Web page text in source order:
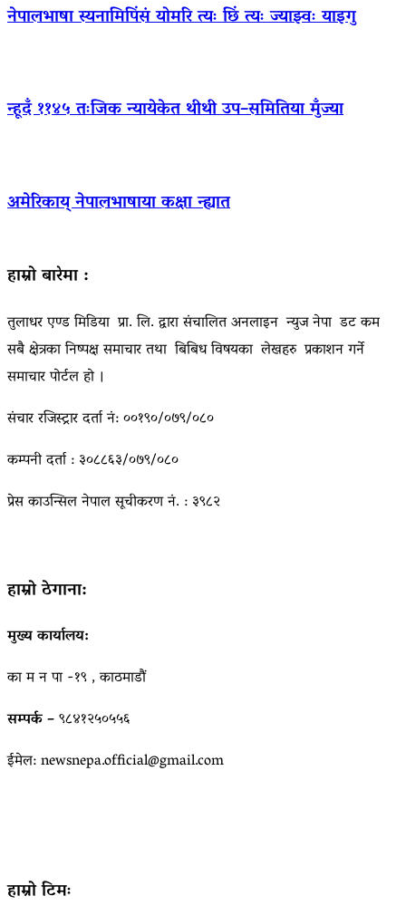
नेपालभाषा स्यनामिपिंसं योमरि त्यः छिं त्यः ज्याझ्वः याइगु
न्हूदँ ११४५ तःजिक न्यायेकेत थीथी उप–समितिया मुँज्या
अमेरिकाय् नेपालभाषाया कक्षा न्ह्यात
हाम्रो बारेमा :
तुलाधर एण्ड मिडिया प्रा. लि. द्वारा संचालित अनलाइन न्युज नेपा डट कम
सबै क्षेत्रका निष्पक्ष समाचार तथा बिबिध विषयका लेखहरु प्रकाशन गर्ने
समाचार पोर्टल हो ।
संचार रजिस्ट्रार दर्ता नं: ००१९०/०७९/०८०
कम्पनी दर्ता : ३०८८६३/०७९/०८०
प्रेस काउन्सिल नेपाल सूचीकरण नं. : ३९८२
हाम्रो ठेगाना:
मुख्य कार्यालय:
का म न पा -१९ , काठमाडौं
सम्पर्क –९८४१२५०५५६
ईमेल: newsnepa.official@gmail.com
हाम्रो टिमः